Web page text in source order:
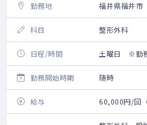
勤務地 福井県福井市
科目 整形外科
日程/時間 土曜日 ※勤
勤務開始時期 随時
給与 60,000円/回